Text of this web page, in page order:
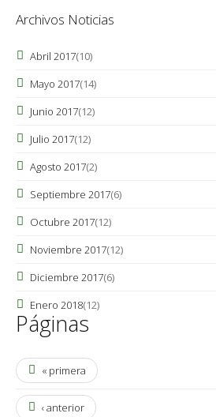
Archivos Noticias
Abril 2017(10)
Mayo 2017(14)
Junio 2017(12)
Julio 2017(12)
Agosto 2017(2)
Septiembre 2017(6)
Octubre 2017(12)
Noviembre 2017(12)
Diciembre 2017(6)
Enero 2018(12)
Páginas
« primera
‹ anterior